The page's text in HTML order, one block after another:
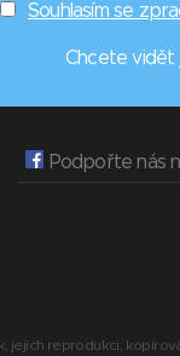
Souhlasím se
Chcete vidět
Podpořte nás
jejich reprodukci,